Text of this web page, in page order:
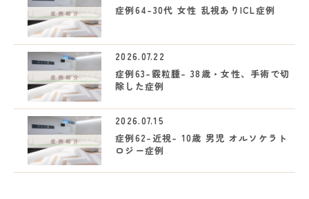
症例64-30代 女性 乱視ありICL症例
2026.07.22
症例63-霰粒腫- 38歳・女性、手術で切
除した症例
2026.07.15
症例62-近視- 10歳 男児 オルソケラト
ロジー症例